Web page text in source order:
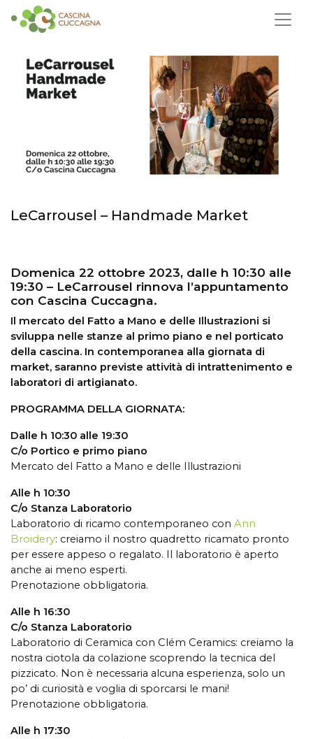
LeCarrousel – Handmade Market
Domenica 22 ottobre 2023, dalle h 10:30 alle
19:30 – LeCarrousel rinnova l’appuntamento
con Cascina Cuccagna.
Il mercato del Fatto a Mano e delle Illustrazioni si
sviluppa nelle stanze al primo piano e nel porticato
della cascina. In contemporanea alla giornata di
market, saranno previste attività di intrattenimento e
laboratori di artigianato.
PROGRAMMA DELLA GIORNATA:
Dalle h 10:30 alle 19:30
C/o Portico e primo piano
Mercato del Fatto a Mano e delle Illustrazioni
Alle h 10:30
C/o Stanza Laboratorio
Laboratorio di ricamo contemporaneo con Ann
Broidery: creiamo il nostro quadretto ricamato pronto
per essere appeso o regalato. Il laboratorio è aperto
anche ai meno esperti.
Prenotazione obbligatoria.
Alle h 16:30
C/o Stanza Laboratorio
Laboratorio di Ceramica con Clém Ceramics: creiamo la
nostra ciotola da colazione scoprendo la tecnica del
pizzicato. Non è necessaria alcuna esperienza, solo un
po’ di curiosità e voglia di sporcarsi le mani!
Prenotazione obbligatoria.
Alle h 17:30